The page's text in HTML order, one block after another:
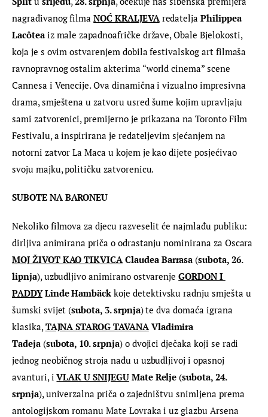
nagrađivanog filma NOĆ KRALJEVA redatelja Philippea
Lacôtea iz male zapadnoafričke države, Obale Bjelokosti,
koja je s ovim ostvarenjem dobila festivalskog art filmaša
ravnopravnog ostalim akterima “world cinema” scene
Cannesa i Venecije. Ova dinamična i vizualno impresivna
drama, smještena u zatvoru usred šume kojim upravljaju
sami zatvorenici, premijerno je prikazana na Toronto Film
Festivalu, a inspirirana je redateljevim sjećanjem na
notorni zatvor La Maca u kojem je kao dijete posjećivao
svoju majku, političku zatvorenicu.
SUBOTE NA BARONEU
Nekoliko filmova za djecu razveselit će najmlađu publiku:
dirljiva animirana priča o odrastanju nominirana za Oscara
MOJ ŽIVOT KAO TIKVICA Claudea Barrasa (subota, 26.
lipnja), uzbudljivo animirano ostvarenje GORDON I
PADDY Linde Hambäck koje detektivsku radnju smješta u
šumski svijet (subota, 3. srpnja) te dva domaća igrana
klasika, TAJNA STAROG TAVANA Vladimira
Tadeja (subota, 10. srpnja) o dvojici dječaka koji se radi
jednog neobičnog stroja nađu u uzbudljivoj i opasnoj
avanturi, i VLAK U SNIJEGU Mate Relje (subota, 24.
srpnja), univerzalna priča o zajedništvu snimljena prema
antologijskom romanu Mate Lovraka i uz glazbu Arsena